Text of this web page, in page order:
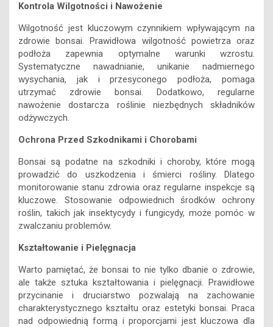
Kontrola Wilgotności i Nawożenie
Wilgotność jest kluczowym czynnikiem wpływającym na
zdrowie bonsai. Prawidłowa wilgotność powietrza oraz
podłoża zapewnia optymalne warunki wzrostu.
Systematyczne nawadnianie, unikanie nadmiernego
wysychania, jak i przesyconego podłoża, pomaga
utrzymać zdrowie bonsai. Dodatkowo, regularne
nawożenie dostarcza roślinie niezbędnych składników
odżywczych.
Ochrona Przed Szkodnikami i Chorobami
Bonsai są podatne na szkodniki i choroby, które mogą
prowadzić do uszkodzenia i śmierci rośliny. Dlatego
monitorowanie stanu zdrowia oraz regularne inspekcje są
kluczowe. Stosowanie odpowiednich środków ochrony
roślin, takich jak insektycydy i fungicydy, może pomóc w
zwalczaniu problemów.
Kształtowanie i Pielęgnacja
Warto pamiętać, że bonsai to nie tylko dbanie o zdrowie,
ale także sztuka kształtowania i pielęgnacji. Prawidłowe
przycinanie i druciarstwo pozwalają na zachowanie
charakterystycznego kształtu oraz estetyki bonsai. Praca
nad odpowiednią formą i proporcjami jest kluczowa dla